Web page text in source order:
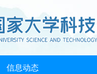
信息动态